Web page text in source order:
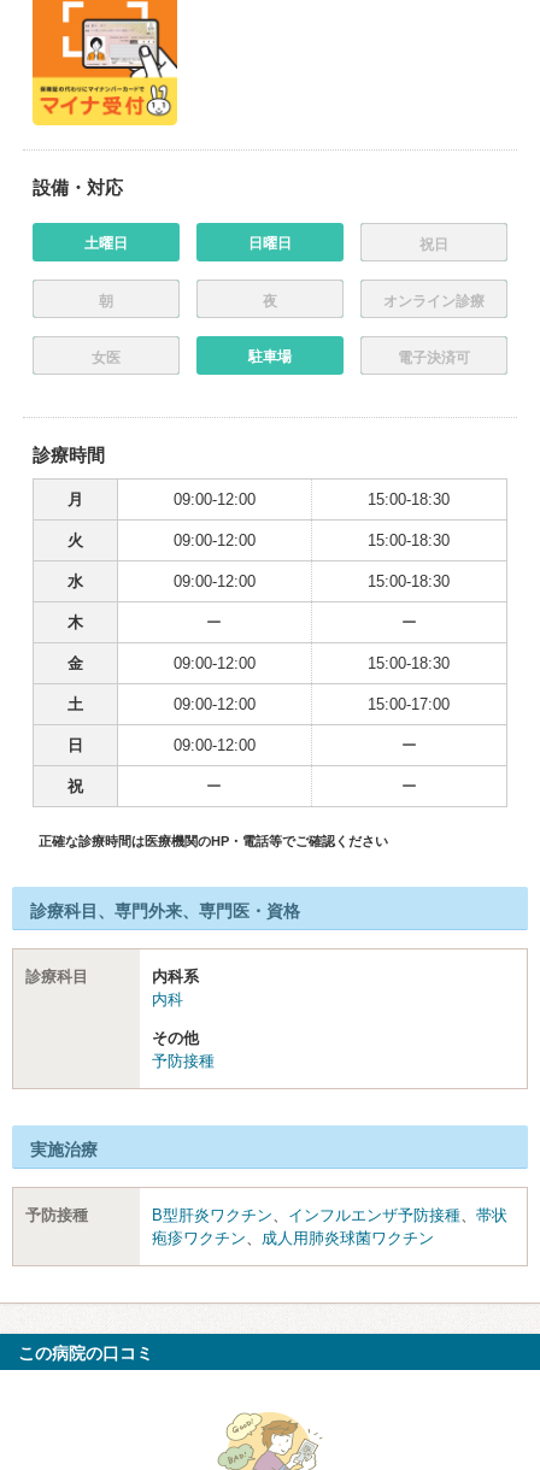
設備・対応
土曜日 日曜日 祝日
朝 夜 オンライン診療
女医 駐車場 電子決済可
診療時間
月 09:00-12:00 15:00-18:30
火 09:00-12:00 15:00-18:30
水 09:00-12:00 15:00-18:30
木 ー ー
金 09:00-12:00 15:00-18:30
土 09:00-12:00 15:00-17:00
日 09:00-12:00 ー
祝 ー ー
正確な診療時間は医療機関のHP・電話等でご確認ください
診療科目、専門外来、専門医・資格
診療科目
内科系
内科
その他
予防接種
実施治療
予防接種 B型肝炎ワクチン、 インフルエンザ予防接種、 帯状
疱疹ワクチン、 成人用肺炎球菌ワクチン
この病院の口コミ